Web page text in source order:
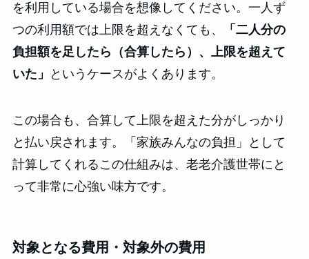
を利用している場合を想像してください。一人ず
つの利用額では上限を超えなくても、
「二人分の
負担額を足したら（合算したら）、上限を超えて
いた」
というケースがよくあります。
この場合も、合算して上限を超えた分がしっかり
と払い戻されます。「家族みんなの負担」として
計算してくれるこの仕組みは、老老介護世帯にと
って非常に心強い味方です。
対象となる費用・対象外の費用